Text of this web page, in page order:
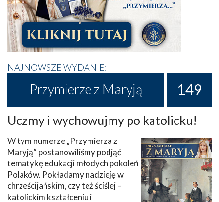
NAJNOWSZE WYDANIE:
Przymierze z Maryją 149
Uczmy i wychowujmy po katolicku!
W tym numerze „Przymierza z
Maryją” postanowiliśmy podjąć
tematykę edukacji młodych pokoleń
Polaków. Pokładamy nadzieję w
chrześcijańskim, czy też ściślej –
katolickim kształceniu i